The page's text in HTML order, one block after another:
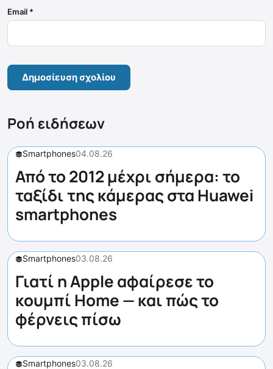
Email *
Ροή ειδήσεων
Smartphones04.08.26
Από το 2012 μέχρι σήμερα: το
ταξίδι της κάμερας στα Huawei
smartphones
Smartphones03.08.26
Γιατί η Apple αφαίρεσε το
κουμπί Home — και πώς το
φέρνεις πίσω
Smartphones03.08.26